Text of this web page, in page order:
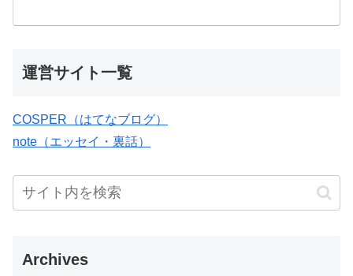
運営サイト一覧
COSPER（はてなブログ）
note（エッセイ・裏話）
Archives